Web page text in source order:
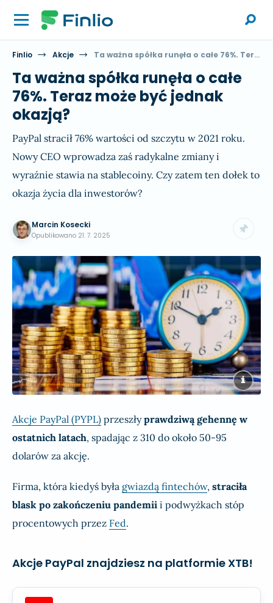
Finlio Akcje Ta ważna spółka runęła o całe 76%. Teraz może być jednak okazją?
Ta ważna spółka runęła o całe
76%. Teraz może być jednak
okazją?
PayPal stracił 76% wartości od szczytu w 2021 roku.
Nowy CEO wprowadza zaś radykalne zmiany i
wyraźnie stawia na stablecoiny. Czy zatem ten dołek to
okazja życia dla inwestorów?
Marcin Kosecki
Opublikowano 21. 7. 2025
Akcje PayPal (PYPL) przeszłyprawdziwą gehennę w
ostatnich latach, spadając z 310 do około 50-95
dolarów za akcję.
Firma, która kiedyś była gwiazdą fintechów, straciła
blask po zakończeniu pandemii i podwyżkach stóp
procentowych przez Fed.
Akcje PayPal znajdziesz na platformie XTB!